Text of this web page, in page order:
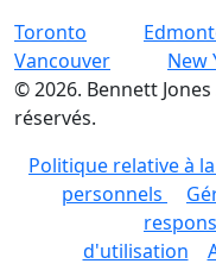
Toronto
Vancouver
New
©2026. Bennett Jones
réservés.
Politique relative à
personnels
d'utilisation